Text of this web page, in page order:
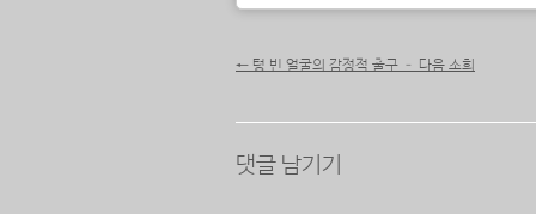
포스트 내비게이션
← 텅 빈 얼굴의 감정적 출구 – 다음 소희
댓글 남기기